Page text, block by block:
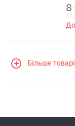
8
Більше